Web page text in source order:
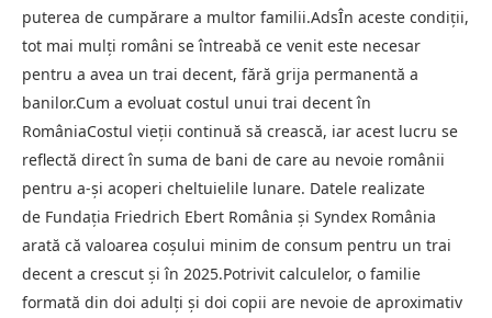
puterea de cumpărare a multor familii.AdsÎn aceste condiții,
tot mai mulți români se întreabă ce venit este necesar
pentru a avea un trai decent, fără grija permanentă a
banilor.Cum a evoluat costul unui trai decent în
RomâniaCostul vieții continuă să crească, iar acest lucru se
reflectă direct în suma de bani de care au nevoie românii
pentru a-și acoperi cheltuielile lunare. Datele realizate
de Fundația Friedrich Ebert România și Syndex România
arată că valoarea coșului minim de consum pentru un trai
decent a crescut și în 2025.Potrivit calculelor, o familie
formată din doi adulți și doi copii are nevoie de aproximativ